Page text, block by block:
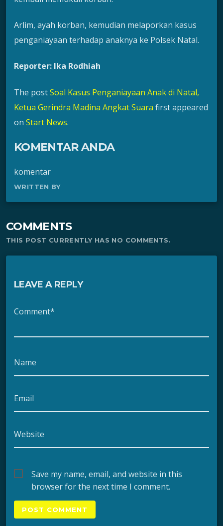
Arlim, ayah korban, kemudian melaporkan kasus
penganiayaan terhadap anaknya ke Polsek Natal.
Reporter: Ika Rodhiah
The postSoal Kasus Penganiayaan Anak di Natal,
Ketua Gerindra Madina Angkat Suara first appeared
on Start News.
KOMENTAR ANDA
komentar
WRITTEN BY
COMMENTS
THIS POST CURRENTLY HAS NO COMMENTS.
LEAVE A REPLY
Comment*
Name
Email
Website
Save my name, email, and website in this
browser for the next time I comment.